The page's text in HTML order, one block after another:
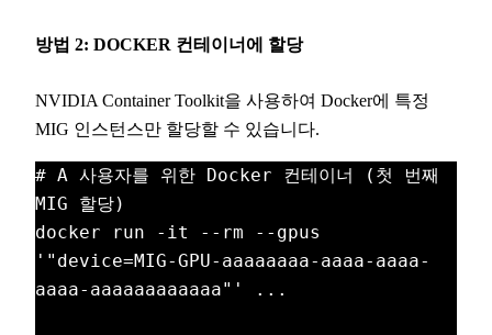
방법 2: DOCKER 컨테이너에 할당
NVIDIA Container Toolkit을 사용하여 Docker에 특정
MIG 인스턴스만 할당할 수 있습니다.
# A 사용자를 위한 Docker 컨테이너 (첫 번째
MIG 할당)
docker run -it --rm --gpus
'"device=MIG-GPU-aaaaaaaa-aaaa-aaaa-
aaaa-aaaaaaaaaaaa"' ...